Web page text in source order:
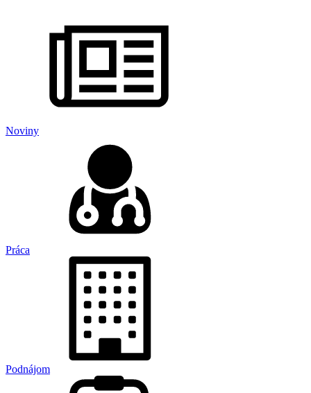
Noviny
Práca
Podnájom